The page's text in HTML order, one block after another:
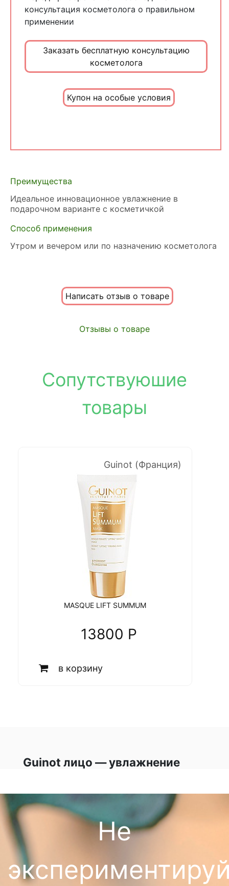
консультация косметолога о правильном
применении
Заказать бесплатную консультацию
косметолога
Купон на особые условия
Преимущества
Идеальное инновационное увлажнение в
подарочном варианте с косметичкой
Способ применения
Утром и вечером или по назначению косметолога
Написать отзыв о товаре
Отзывы о товаре
Сопутствуюшие
товары
Guinot (Франция)
MASQUE LIFT SUMMUM
13800 P
в корзину
Guinot лицо — увлажнение
Не